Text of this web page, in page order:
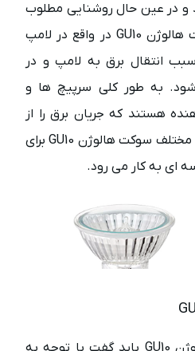
و در عین حال روشنایی مطلوب
تری ارائه می دهند. سوکت هالوژن GU10 در واقع در لامپ
انتقال برق به لامپ و در
به طور کلی سرپیچ ها و
هستند که جریان برق را از
لامپ عبور می دهند. انواع مختلف سوکت هالوژن GU10 برای
ای به کار می رود.
در مورد قیمت سوکت هالوژن GU10 باید گفت با توجه به